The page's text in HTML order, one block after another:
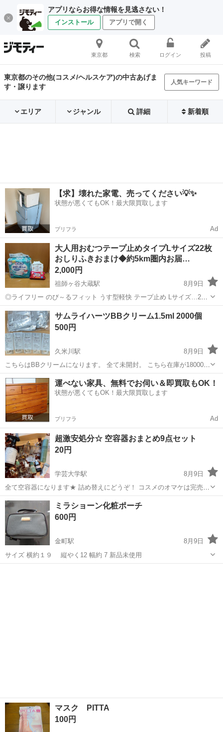
アプリならお得な情報を見逃さない！
インストール アプリで開く
東京都 検索 ログイン 投稿
東京都のその他(コスメ/ヘルスケア)の中古あげま
す・譲ります
人気キーワード
エリア ジャンル 詳細 新着順
【求】壊れた家電、売ってください💡✨
状態が悪くてもOK！最大限買取します
プリフラ Ad
大人用おむつテープ止めタイプLサイズ22枚
おしりふきおまけ◆約5km圏内お届…
2,000円
祖師ヶ谷大蔵駅
8月9日
◎ライフリー のび～るフィット うす型軽快 テープ止め Lサイズ…20
枚入りですが1枚使っているので19枚です ◎アクティ テープ止め M-L
サイズ…3枚 開封してから数年経っています。 未開封のおしりふきを
お付けしますが...
東京 世田谷区 祖師ヶ谷大蔵駅 その他
サムライハーツBBクリーム1.5ml 2000個
500円
久米川駅
8月9日
こちらはBBクリームになります。 全て未開封。 こちら在庫が18000個
ほどありますのでまとめて必要な方はお伝え下さい。 取引の早い方を
優先させて頂きます。 後は取りに来られる方のみでノークレームノー
リターンでお願いいたしま...
東京 東村山市 久米川駅 その他 BBクリーム
運べない家具、無料でお伺い＆即買取もOK！
状態が悪くてもOK！最大限買取します
プリフラ Ad
超激安処分☆ 空容器おまとめ9点セット
20円
学芸大学駅
8月9日
全て空容器になります★ 詰め替えにどうぞ！ コスメのオマケは完売し
てます🙇‍♂️🙇‍♂️🙇‍♂️ PINKGHOST ガラス容器 2点 オーガニックヘアオイル
が入っていた 容器になります。 ランバン エクラ・ドゥ・アル...
東京 目黒区 その他
ミラショーン化粧ポーチ
600円
金町駅
8月9日
サイズ 横約１９ 縦やく12 幅約 7 新品未使用
マスク PITTA
100円